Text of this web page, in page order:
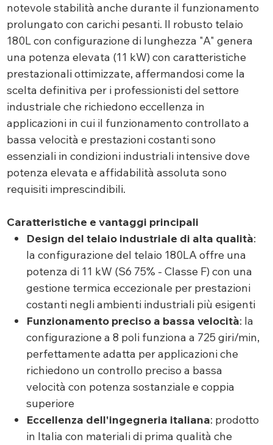
notevole stabilità anche durante il funzionamento
prolungato con carichi pesanti. Il robusto telaio
180L con configurazione di lunghezza "A" genera
una potenza elevata (11 kW) con caratteristiche
prestazionali ottimizzate, affermandosi come la
scelta definitiva per i professionisti del settore
industriale che richiedono eccellenza in
applicazioni in cui il funzionamento controllato a
bassa velocità e prestazioni costanti sono
essenziali in condizioni industriali intensive dove
potenza elevata e affidabilità assoluta sono
requisiti imprescindibili.
Caratteristiche e vantaggi principali
Design del telaio industriale di alta qualità:
la configurazione del telaio 180LA offre una
potenza di 11 kW (S6 75% - Classe F) con una
gestione termica eccezionale per prestazioni
costanti negli ambienti industriali più esigenti
Funzionamento preciso a bassa velocità: la
configurazione a 8 poli funziona a 725 giri/min,
perfettamente adatta per applicazioni che
richiedono un controllo preciso a bassa
velocità con potenza sostanziale e coppia
superiore
Eccellenza dell'ingegneria italiana: prodotto
in Italia con materiali di prima qualità che